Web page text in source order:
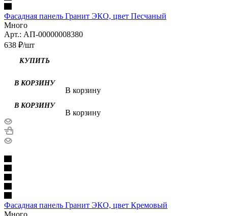
Фасадная панель Гранит ЭКО, цвет Песчаный
Много
Арт.: АП-00000008380
638 ₽/шт
В корзину
В корзину
Фасадная панель Гранит ЭКО, цвет Кремовый
Много